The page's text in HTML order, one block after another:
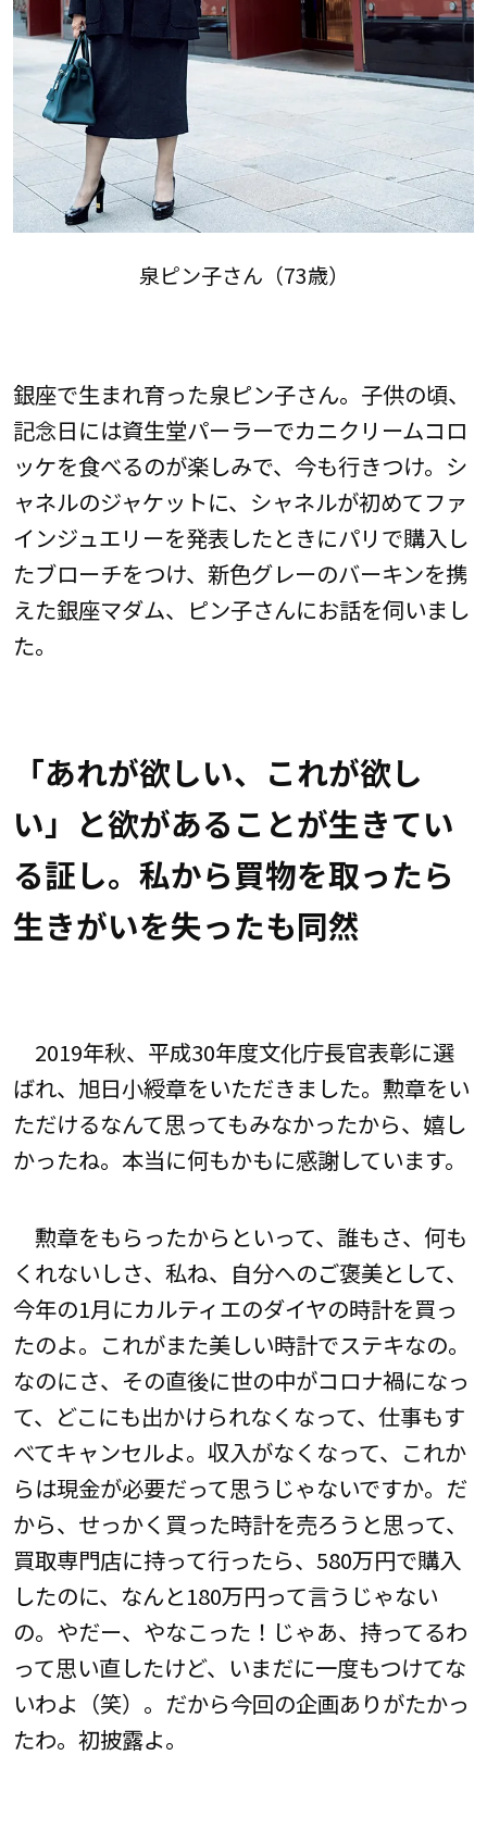
泉ピン子さん（73歳）
銀座で生まれ育った泉ピン子さん。子供の頃、
記念日には資生堂パーラーでカニクリームコロ
ッケを食べるのが楽しみで、今も行きつけ。シ
ャネルのジャケットに、シャネルが初めてファ
インジュエリーを発表したときにパリで購入し
たブローチをつけ、新色グレーのバーキンを携
えた銀座マダム、ピン子さんにお話を伺いまし
た。
「あれが欲しい、これが欲し
い」と欲があることが生きてい
る証し。私から買物を取ったら
生きがいを失ったも同然
2019年秋、平成30年度文化庁長官表彰に選
ばれ、旭日小綬章をいただきました。勲章をい
ただけるなんて思ってもみなかったから、嬉し
かったね。本当に何もかもに感謝しています。
勲章をもらったからといって、誰もさ、何も
くれないしさ、私ね、自分へのご褒美として、
今年の1月にカルティエのダイヤの時計を買っ
たのよ。これがまた美しい時計でステキなの。
なのにさ、その直後に世の中がコロナ禍になっ
て、どこにも出かけられなくなって、仕事もす
べてキャンセルよ。収入がなくなって、これか
らは現金が必要だって思うじゃないですか。だ
から、せっかく買った時計を売ろうと思って、
買取専門店に持って行ったら、580万円で購入
したのに、なんと180万円って言うじゃない
の。やだー、やなこった！じゃあ、持ってるわ
って思い直したけど、いまだに一度もつけてな
いわよ（笑）。だから今回の企画ありがたかっ
たわ。初披露よ。